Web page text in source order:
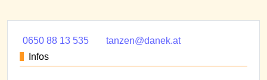
0650 88 13 535
tanzen@danek.at
Infos